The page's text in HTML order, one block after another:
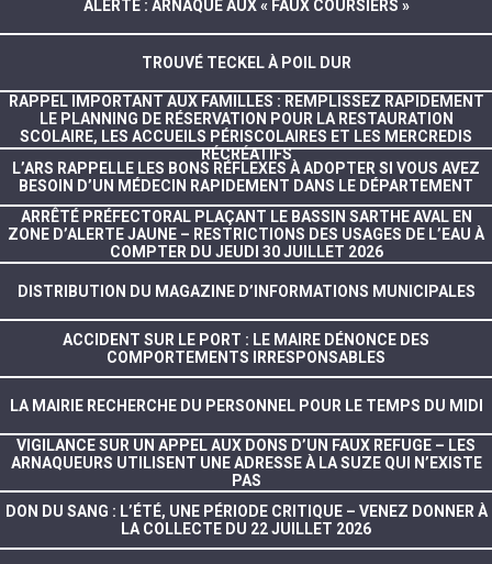
ALERTE : ARNAQUE AUX « FAUX COURSIERS »
TROUVÉ TECKEL À POIL DUR
RAPPEL IMPORTANT AUX FAMILLES : REMPLISSEZ RAPIDEMENT
LE PLANNING DE RÉSERVATION POUR LA RESTAURATION
SCOLAIRE, LES ACCUEILS PÉRISCOLAIRES ET LES MERCREDIS
RÉCRÉATIFS
L’ARS RAPPELLE LES BONS RÉFLEXES À ADOPTER SI VOUS AVEZ
BESOIN D’UN MÉDECIN RAPIDEMENT DANS LE DÉPARTEMENT
ARRÊTÉ PRÉFECTORAL PLAÇANT LE BASSIN SARTHE AVAL EN
ZONE D’ALERTE JAUNE – RESTRICTIONS DES USAGES DE L’EAU À
COMPTER DU JEUDI 30 JUILLET 2026
DISTRIBUTION DU MAGAZINE D’INFORMATIONS MUNICIPALES
ACCIDENT SUR LE PORT : LE MAIRE DÉNONCE DES
COMPORTEMENTS IRRESPONSABLES
LA MAIRIE RECHERCHE DU PERSONNEL POUR LE TEMPS DU MIDI
VIGILANCE SUR UN APPEL AUX DONS D’UN FAUX REFUGE – LES
ARNAQUEURS UTILISENT UNE ADRESSE À LA SUZE QUI N’EXISTE
PAS
DON DU SANG : L’ÉTÉ, UNE PÉRIODE CRITIQUE – VENEZ DONNER À
LA COLLECTE DU 22 JUILLET 2026